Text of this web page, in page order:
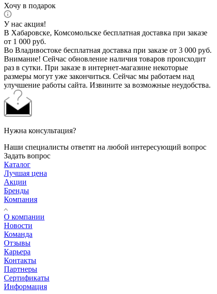
Хочу в подарок
У нас акция!
В Хабаровске, Комсомольске бесплатная доставка при заказе
от 1 000 руб.
Во Владивостоке бесплатная доставка при заказе от 3 000 руб.
Внимание! Сейчас обновление наличия товаров происходит
раз в сутки. При заказе в интернет-магазине некоторые
размеры могут уже закончиться. Сейчас мы работаем над
улучшение работы сайта. Извините за возможные неудобства.
Нужна консультация?
Наши специалисты ответят на любой интересующий вопрос
Задать вопрос
Каталог
Лучшая цена
Акции
Бренды
Компания
О компании
Новости
Команда
Отзывы
Карьера
Контакты
Партнеры
Сертификаты
Информация